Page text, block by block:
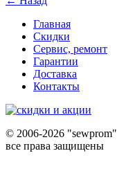
Главная
Скидки
Сервис, ремонт
Гарантии
Доставка
Контакты
© 2006-2026 "sewprom"
все права защищены